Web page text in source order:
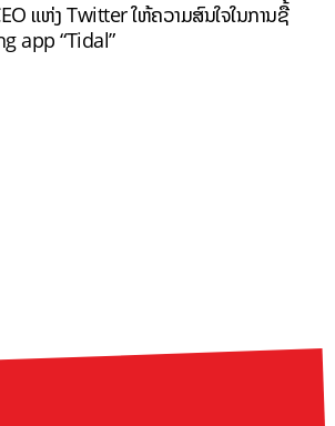
ແຫ່ງ Twitter ໃຫ້ຄວາມສົນໃຈໃນການຊື້
app “Tidal”